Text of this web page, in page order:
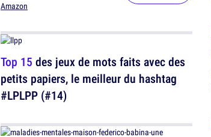
Amazon
Top 15 des jeux de mots faits avec des
petits papiers, le meilleur du hashtag
#LPLPP (#14)